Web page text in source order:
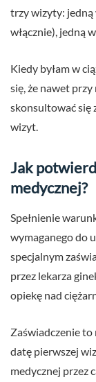
trzy wizyty:
włącznie), jedną
Kiedy byłam w
się, że nawet
skonsultować się
wizyt.
Jak
medycznej?
Spełnienie
wymaganego do
specjalnym
przez lekarza
opiekę nad
Zaświadczenie to
datę pierwszej
medycznej przez